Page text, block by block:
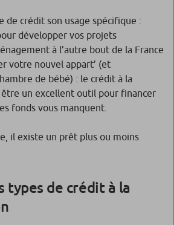
de crédit son usage spécifique :
développer vos projets
à l’autre bout de la France
votre nouvel appart’ (et
de bébé) : le crédit à la
un excellent outil pour financer
fonds vous manquent.
il existe un prêt plus ou moins
types de crédit à la